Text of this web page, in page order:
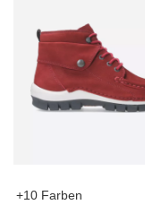
+10 Farben